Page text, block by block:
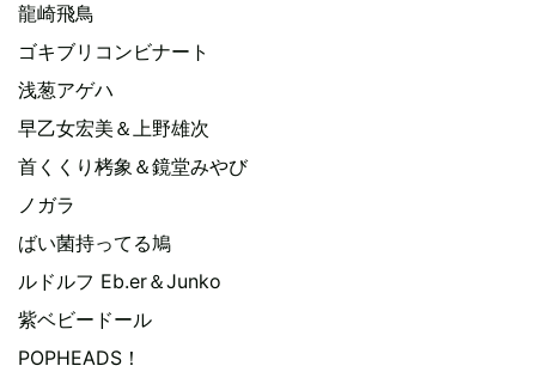
龍崎飛鳥
ゴキブリコンビナート
浅葱アゲハ
早乙女宏美＆上野雄次
首くくり栲象＆鏡堂みやび
ノガラ
ばい菌持ってる鳩
ルドルフ Eb.er＆Junko
紫ベビードール
POPHEADS！